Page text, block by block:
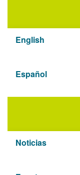
English
Español
Noticias